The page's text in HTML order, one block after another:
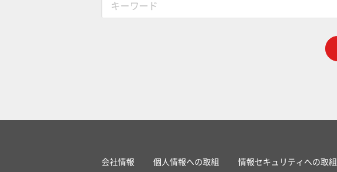
会社情報 個人情報への取組 情報セキュリティへの取組